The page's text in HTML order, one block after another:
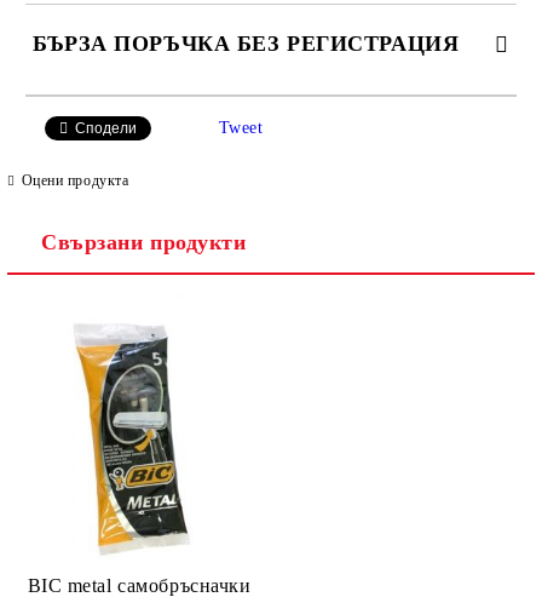
БЪРЗА ПОРЪЧКА БЕЗ РЕГИСТРАЦИЯ
Ние ще се свържем с вас в рамките на работния ден.
Сподели Tweet
Оцени продукта
Свързани продукти
BIC metal самобръсначки